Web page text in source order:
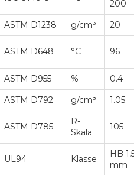
200
ASTM D1238 g/cm³
20
ASTM D648 °C 96
ASTM D955 %
0.4
ASTM D792 g/cm³ 1.05
ASTM D785
R-
Skala
105
UL94 Klasse
HB
mm